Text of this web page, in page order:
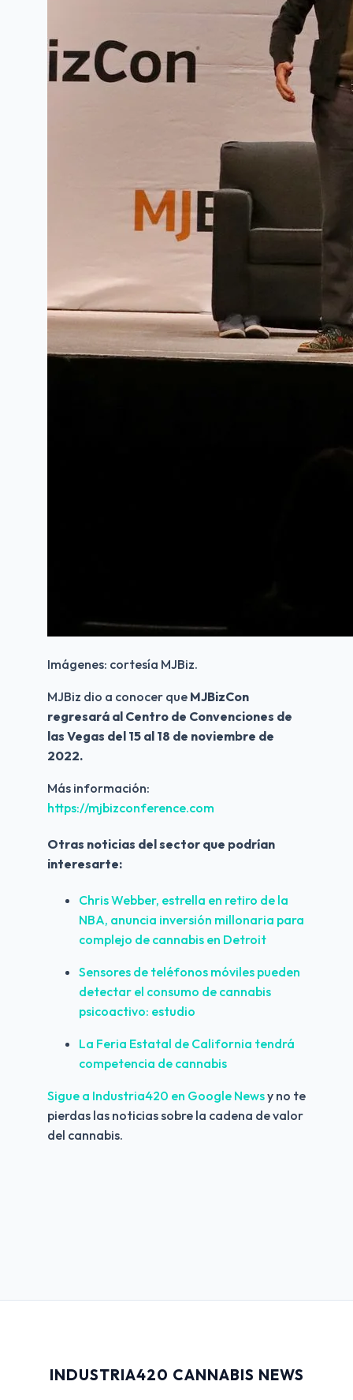
Imágenes: cortesía MJBiz.
MJBiz dio a conocer que MJBizCon
regresará al Centro de Convenciones de
las Vegas del 15 al 18 de noviembre de
2022.
Más información:
https://mjbizconference.com
Otras noticias del sector que podrían
interesarte:
Chris Webber, estrella en retiro de la
NBA, anuncia inversión millonaria para
complejo de cannabis en Detroit
Sensores de teléfonos móviles pueden
detectar el consumo de cannabis
psicoactivo: estudio
La Feria Estatal de California tendrá
competencia de cannabis
Sigue a Industria420 en Google News y no te
pierdas las noticias sobre la cadena de valor
del cannabis.
INDUSTRIA420 CANNABIS NEWS